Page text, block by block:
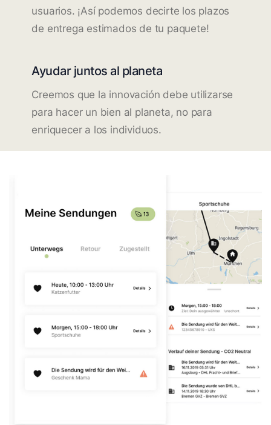
usuarios. ¡Así podemos decirte los plazos
de entrega estimados de tu paquete!
Ayudar juntos al planeta
Creemos que la innovación debe utilizarse
para hacer un bien al planeta, no para
enriquecer a los individuos.